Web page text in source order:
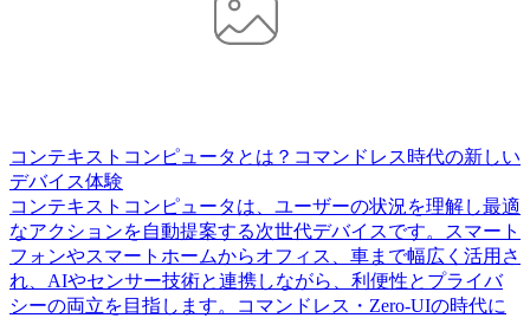
コンテキストコンピュータとは？コマンドレス時代の新しい
デバイス体験
コンテキストコンピュータは、ユーザーの状況を理解し最適
なアクションを自動提案する次世代デバイスです。スマート
フォンやスマートホームからオフィス、車まで幅広く活用さ
れ、AIやセンサー技術と連携しながら、利便性とプライバ
シーの両立を目指します。コマンドレス・Zero-UIの時代に